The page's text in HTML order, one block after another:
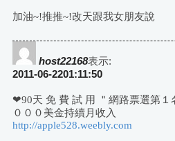
加油~!推推~!改天跟我女朋友說
host22168表示:
2011-06-2201:11:50
❤90天 免 費 試 用 ＂網路票選第
０００美金持續月收入
http://apple528.weebly.com